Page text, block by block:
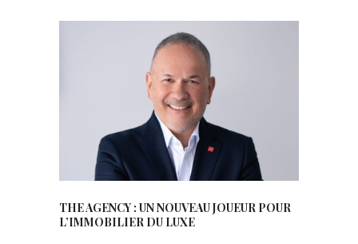
THE AGENCY : UN NOUVEAU JOUEUR POUR
L’IMMOBILIER DU LUXE